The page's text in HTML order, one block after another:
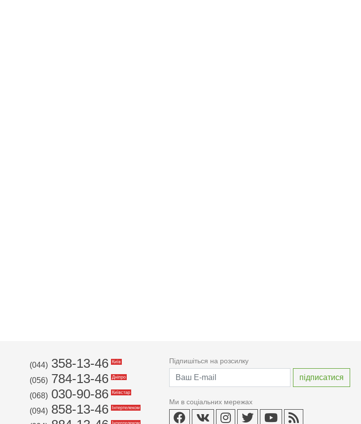
(044) 358-13-46 Київ
(056) 784-13-46 Дніпро
(068) 030-90-86 Київстар
(094) 858-13-46 Інтертелеком
Інтертелеком
Підпишіться на розсилку
Ми в соціальних мережах